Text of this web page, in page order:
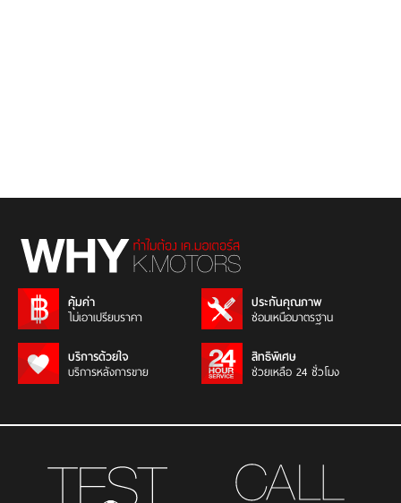
คุ้มค่า
ไม่เอาเปรียบราคา
ประกันคุณภาพ
ซ่อมเหนือมาตรฐาน
บริการด้วยใจ
บริการหลังการขาย
สิทธิพิเศษ
ช่วยเหลือ 24 ชั่วโมง